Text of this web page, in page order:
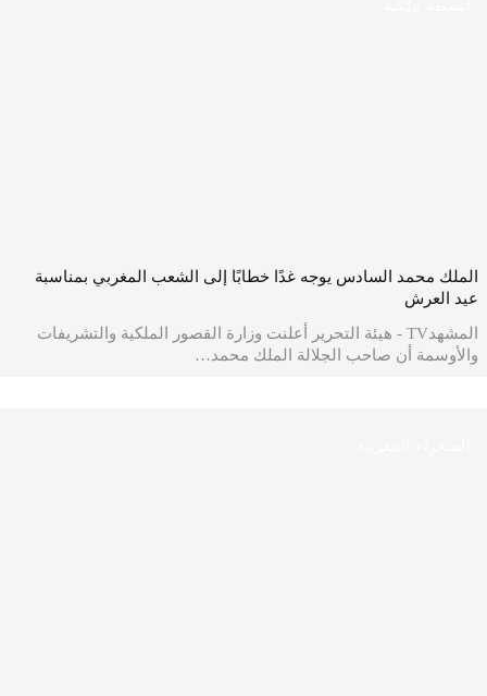
الملك محمد السادس يوجه غدًا خطابًا إلى الشعب المغربي بمناسبة
عيد العرش
المشهدTV - هيئة التحرير أعلنت وزارة القصور الملكية والتشريفات
والأوسمة أن صاحب الجلالة الملك محمد…